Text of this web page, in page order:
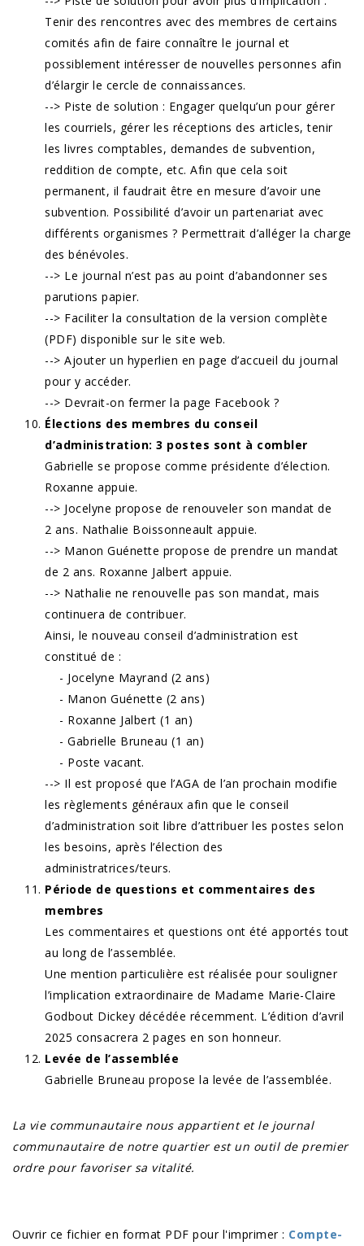
Tenir des rencontres avec des membres de certains
comités afin de faire connaître le journal et
possiblement intéresser de nouvelles personnes afin
d’élargir le cercle de connaissances.
--> Piste de solution : Engager quelqu’un pour gérer
les courriels, gérer les réceptions des articles, tenir
les livres comptables, demandes de subvention,
reddition de compte, etc. Afin que cela soit
permanent, il faudrait être en mesure d’avoir une
subvention. Possibilité d’avoir un partenariat avec
différents organismes ? Permettrait d’alléger la charge
des bénévoles.
--> Le journal n’est pas au point d’abandonner ses
parutions papier.
--> Faciliter la consultation de la version complète
(PDF) disponible sur le site web.
--> Ajouter un hyperlien en page d’accueil du journal
pour y accéder.
--> Devrait-on fermer la page Facebook ?
Élections des membres du conseil
d’administration: 3 postes sont à combler
Gabrielle se propose comme présidente d’élection.
Roxanne appuie.
--> Jocelyne propose de renouveler son mandat de
2 ans. Nathalie Boissonneault appuie.
--> Manon Guénette propose de prendre un mandat
de 2 ans. Roxanne Jalbert appuie.
--> Nathalie ne renouvelle pas son mandat, mais
continuera de contribuer.
Ainsi, le nouveau conseil d’administration est
constitué de :
- Jocelyne Mayrand (2 ans)
- Manon Guénette (2 ans)
- Roxanne Jalbert (1 an)
- Gabrielle Bruneau (1 an)
- Poste vacant.
--> Il est proposé que l’AGA de l’an prochain modifie
les règlements généraux afin que le conseil
d’administration soit libre d’attribuer les postes selon
les besoins, après l’élection des
administratrices/teurs.
Période de questions et commentaires des
membres
Les commentaires et questions ont été apportés tout
au long de l’assemblée.
Une mention particulière est réalisée pour souligner
l’implication extraordinaire de Madame Marie-Claire
Godbout Dickey décédée récemment. L’édition d’avril
2025 consacrera 2 pages en son honneur.
Levée de l’assemblée
Gabrielle Bruneau propose la levée de l’assemblée.
La vie communautaire nous appartient et le journal
communautaire de notre quartier est un outil de premier
ordre pour favoriser sa vitalité.
Ouvrir ce fichier en format PDF pour l'imprimer : Compte-